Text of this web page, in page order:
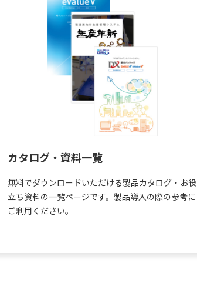
カタログ・資料一覧
無料でダウンロードいただける製品カタログ・お役
立ち資料の一覧ページです。製品導入の際の参考に
ご利用ください。